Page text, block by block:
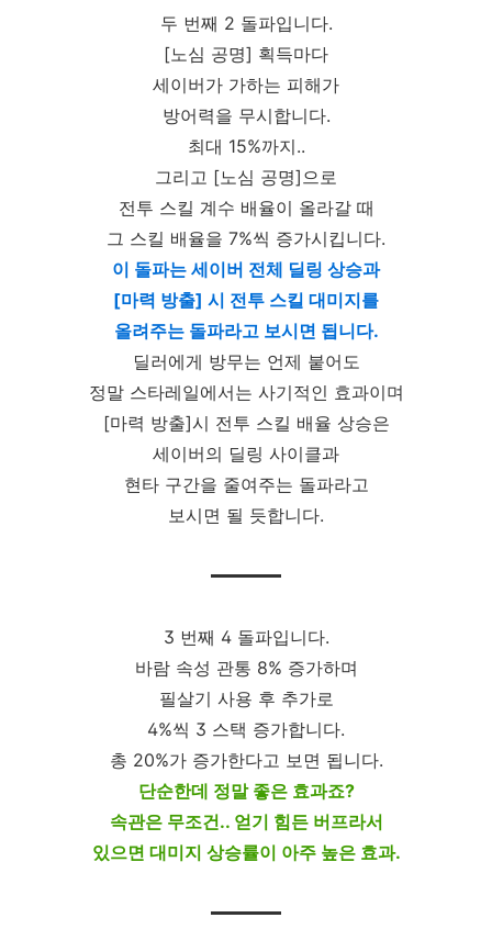
두 번째 2 돌파입니다.
[노심 공명] 획득마다
세이버가 가하는 피해가
방어력을 무시합니다.
최대 15%까지..
그리고 [노심 공명]으로
전투 스킬 계수 배율이 올라갈 때
그 스킬 배율을 7%씩 증가시킵니다.
이 돌파는 세이버 전체 딜링 상승과
[마력 방출] 시 전투 스킬 대미지를
올려주는 돌파라고 보시면 됩니다.
딜러에게 방무는 언제 붙어도
정말 스타레일에서는 사기적인 효과이며
[마력 방출]시 전투 스킬 배율 상승은
세이버의 딜링 사이클과
현타 구간을 줄여주는 돌파라고
보시면 될 듯합니다.
3 번째 4 돌파입니다.
바람 속성 관통 8% 증가하며
필살기 사용 후 추가로
4%씩 3 스택 증가합니다.
총 20%가 증가한다고 보면 됩니다.
단순한데 정말 좋은 효과죠?
속관은 무조건.. 얻기 힘든 버프라서
있으면 대미지 상승률이 아주 높은 효과.